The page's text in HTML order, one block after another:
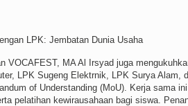
LPK: Jembatan Dunia Usaha
VOCAFEST, MA Al Irsyad juga
LPK Sugeng Elektrnik, LPK Surya Alam,
of Understanding (MoU). Kerja sama
pelatihan kewirausahaan bagi siswa.